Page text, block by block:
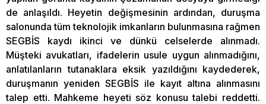
de anlaşıldı. Heyetin değişmesinin ardından, duruşma
salonunda tüm teknolojik imkanların bulunmasına rağmen
SEGBİS kaydı ikinci ve dünkü celselerde alınmadı.
Müşteki avukatları, ifadelerin usule uygun alınmadığını,
anlatılanların tutanaklara eksik yazıldığını kaydederek,
duruşmanın yeniden SEGBİS ile kayıt altına alınmasını
talep etti. Mahkeme heyeti söz konusu talebi reddetti.